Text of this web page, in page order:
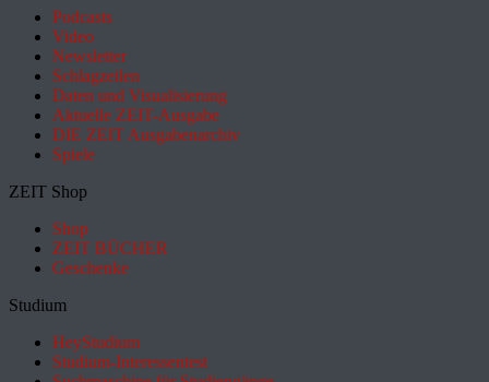
Podcasts
Video
Newsletter
Schlagzeilen
Daten und Visualisierung
Aktuelle ZEIT-Ausgabe
DIE ZEIT Ausgabenarchiv
Spiele
ZEIT Shop
Shop
ZEIT BÜCHER
Geschenke
Studium
HeyStudium
Studium-Interessentest